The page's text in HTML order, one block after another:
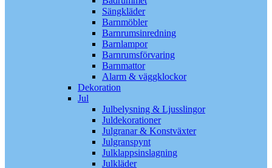
Sängkläder
Barnmöbler
Barnrumsinredning
Barnlampor
Barnrumsförvaring
Barnmattor
Alarm & väggklockor
Dekoration
Jul
Julbelysning & Ljusslingor
Juldekorationer
Julgranar & Konstväxter
Julgranspynt
Julklappsinslagning
Julkläder